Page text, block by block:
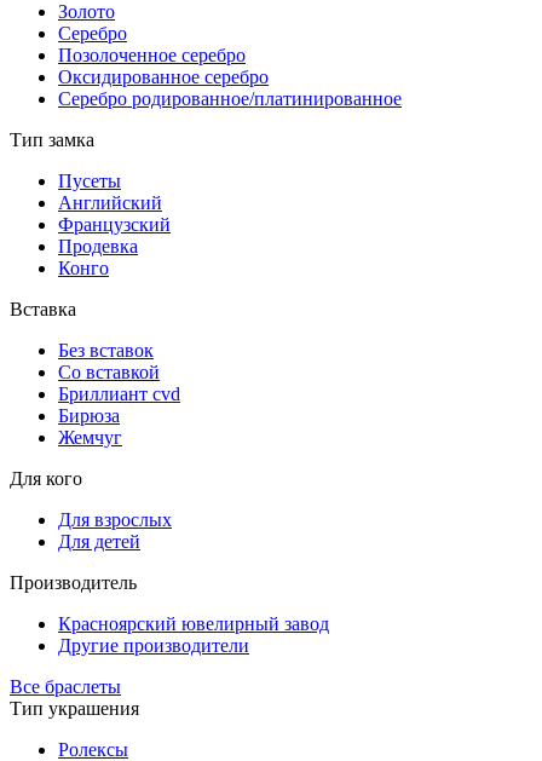
Золото
Серебро
Позолоченное серебро
Оксидированное серебро
Серебро родированное/платинированное
Тип замка
Пусеты
Английский
Французский
Продевка
Конго
Вставка
Без вставок
Со вставкой
Бриллиант cvd
Бирюза
Жемчуг
Для кого
Для взрослых
Для детей
Производитель
Красноярский ювелирный завод
Другие производители
Все браслеты
Тип украшения
Ролексы